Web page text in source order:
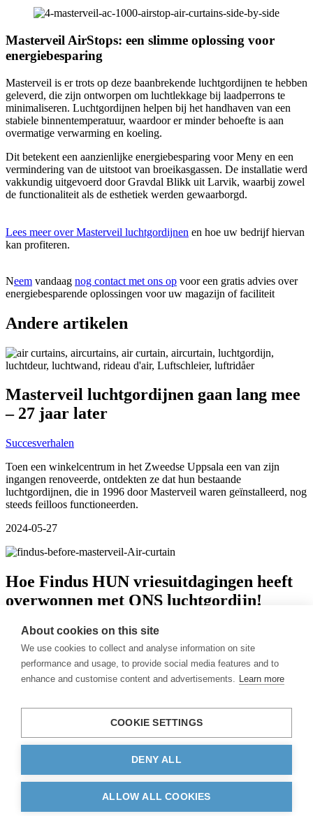
Masterveil AirStops: een slimme oplossing voor
energiebesparing
Masterveil is er trots op deze baanbrekende luchtgordijnen te hebben
geleverd, die zijn ontworpen om luchtlekkage bij laadperrons te
minimaliseren. Luchtgordijnen helpen bij het handhaven van een
stabiele binnentemperatuur, waardoor er minder behoefte is aan
overmatige verwarming en koeling.
Dit betekent een aanzienlijke energiebesparing voor Meny en een
vermindering van de uitstoot van broeikasgassen. De installatie werd
vakkundig uitgevoerd door Gravdal Blikk uit Larvik, waarbij zowel
de functionaliteit als de esthetiek werden gewaarborgd.
Lees meer over Masterveil luchtgordijnen en hoe uw bedrijf hiervan
kan profiteren.
Neem vandaag nog contact met ons op voor een gratis advies over
energiebesparende oplossingen voor uw magazijn of faciliteit
Andere artikelen
Masterveil luchtgordijnen gaan lang mee
– 27 jaar later
Succesverhalen
Toen een winkelcentrum in het Zweedse Uppsala een van zijn
ingangen renoveerde, ontdekten ze dat hun bestaande
luchtgordijnen, die in 1996 door Masterveil waren geïnstalleerd, nog
steeds feilloos functioneerden.
2024-05-27
Hoe Findus HUN vriesuitdagingen heeft
overwonnen met ONS luchtgordijn!
Succesverhalen
2024-11-07
Over ons
© 2026 Masterveil AB.Alle rechten voorbehouden.
About cookies on this site
We use cookies to collect and analyse information on site
performance and usage, to provide social media features and to
enhance and customise content and advertisements. Learn more
COOKIE SETTINGS
DENY ALL
ALLOW ALL COOKIES